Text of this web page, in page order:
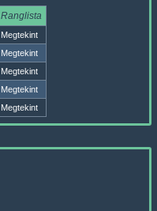
Ranglista
Megtekint
Megtekint
Megtekint
Megtekint
Megtekint